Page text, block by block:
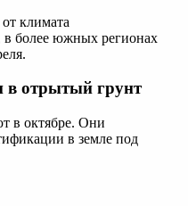
климата
в более южных регионах
в отрытый грунт
в октябре. Они
в земле под